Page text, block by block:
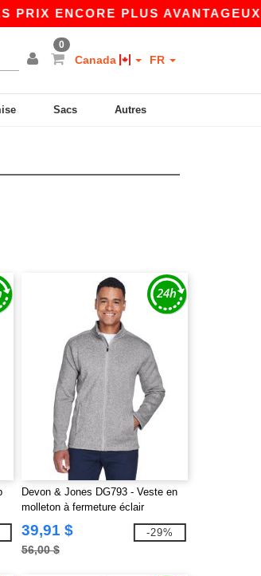
ENCORE PLUS AVANTAGEUX
0
Canada FR
Sacs Autres
Devon & Jones DG793 - Veste en
molleton à fermeture éclair
complète Bristol
39,91 $
56,00 $
-29%